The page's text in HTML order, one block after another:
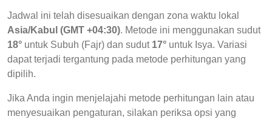
Jadwal ini telah disesuaikan dengan zona waktu lokal
Asia/Kabul (GMT +04:30). Metode ini menggunakan sudut
18° untuk Subuh (Fajr) dan sudut 17° untuk Isya. Variasi
dapat terjadi tergantung pada metode perhitungan yang
dipilih.
Jika Anda ingin menjelajahi metode perhitungan lain atau
menyesuaikan pengaturan, silakan periksa opsi yang